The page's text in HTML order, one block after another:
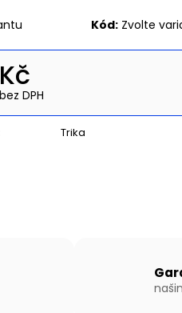
Kód: Zvolte
DPH
Trika
BD300 V BÍLO-MODRÉ BARVĚ SE
SKLÁDACÍ HLINÍKOVOU
16 990 Kč